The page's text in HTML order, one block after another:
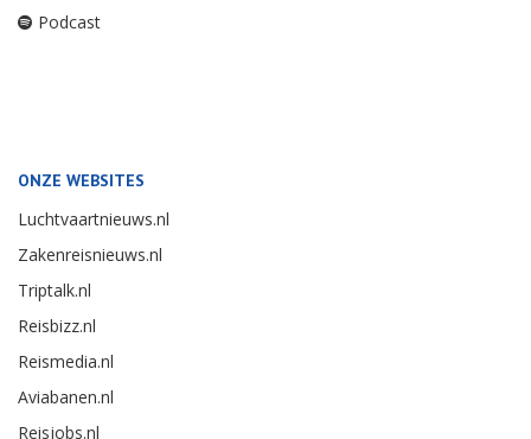
Podcast
ONZE WEBSITES
Luchtvaartnieuws.nl
Zakenreisnieuws.nl
Triptalk.nl
Reisbizz.nl
Reismedia.nl
Aviabanen.nl
Reisjobs.nl